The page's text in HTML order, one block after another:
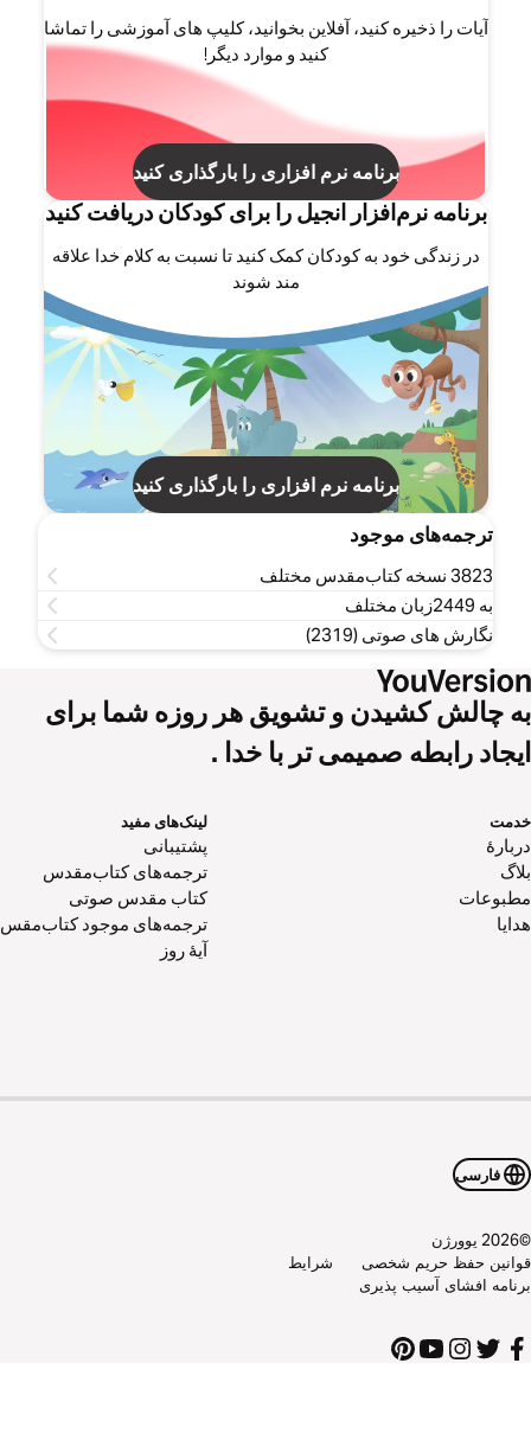
آیات را ذخیره کنید، آفلاین بخوانید، کلیپ های آموزشی را تماشا
کنید و موارد دیگر!
برنامه نرم افزاری را بارگذاری کنید
برنامه نرم‌افزار انجیل را برای کودکان دریافت کنید
در زندگی خود به کودکان کمک کنید تا نسبت به کلام خدا علاقه
مند شوند
برنامه نرم افزاری را بارگذاری کنید
ترجمه‌های موجود
3823 نسخه کتاب‌مقدس مختلف
به 2449زبان مختلف
نگارش های صوتی (2319)
به چالش کشیدن و تشویق هر روزه شما برای
ایجاد رابطه صمیمی تر با خدا .
خدمت
دربارهٔ
بلاگ
مطبوعات
هدایا
لینک‌های مفید
پشتیبانی
ترجمه‌های کتاب‌مقدس
کتاب‌ مقدس صوتی
ترجمه‌های موجود کتاب‌مقس
آیۀ روز
فارسی
©
2026 یوورژن
قوانین حفظ حریم شخصی
شرايط
برنامه افشای آسیب پذیری